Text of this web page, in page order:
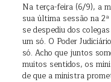
Na terça-feira (6/9), a
sua última sessão na
se despediu dos
um só. O Poder
só. Acho que juntos
muitos sentidos, os
de que a ministra